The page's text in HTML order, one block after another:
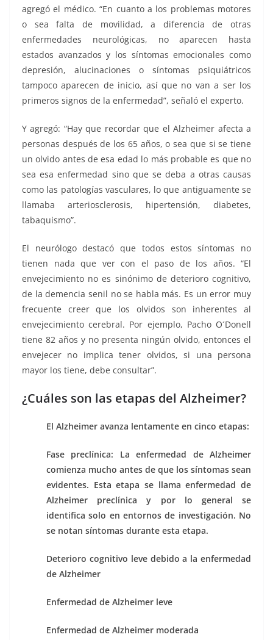
agregó el médico. “En cuanto a los problemas motores
o sea falta de movilidad, a diferencia de otras
enfermedades neurológicas, no aparecen hasta
estados avanzados y los síntomas emocionales como
depresión, alucinaciones o síntomas psiquiátricos
tampoco aparecen de inicio, así que no van a ser los
primeros signos de la enfermedad”, señaló el experto.
Y agregó: “Hay que recordar que el Alzheimer afecta a
personas después de los 65 años, o sea que si se tiene
un olvido antes de esa edad lo más probable es que no
sea esa enfermedad sino que se deba a otras causas
como las patologías vasculares, lo que antiguamente se
llamaba arteriosclerosis, hipertensión, diabetes,
tabaquismo”.
El neurólogo destacó que todos estos síntomas no
tienen nada que ver con el paso de los años. “El
envejecimiento no es sinónimo de deterioro cognitivo,
de la demencia senil no se habla más. Es un error muy
frecuente creer que los olvidos son inherentes al
envejecimiento cerebral. Por ejemplo, Pacho O´Donell
tiene 82 años y no presenta ningún olvido, entonces el
envejecer no implica tener olvidos, si una persona
mayor los tiene, debe consultar”.
¿Cuáles son las etapas del Alzheimer?
El Alzheimer avanza lentamente en cinco etapas:
Fase preclínica: La enfermedad de Alzheimer
comienza mucho antes de que los síntomas sean
evidentes. Esta etapa se llama enfermedad de
Alzheimer preclínica y por lo general se
identifica solo en entornos de investigación. No
se notan síntomas durante esta etapa.
Deterioro cognitivo leve debido a la enfermedad
de Alzheimer
Enfermedad de Alzheimer leve
Enfermedad de Alzheimer moderada